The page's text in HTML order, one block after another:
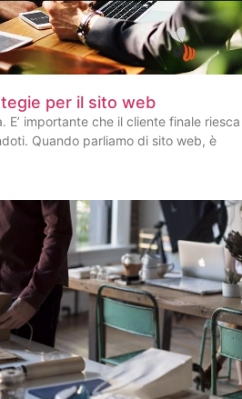
per il sito web
E’ importante che il cliente finale riesca
Quando parliamo di sito web, è